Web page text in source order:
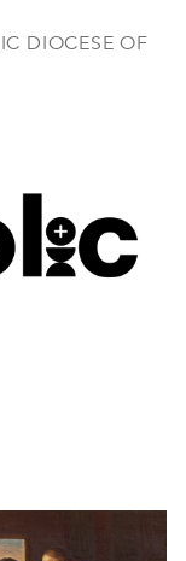
DIOCESE OF